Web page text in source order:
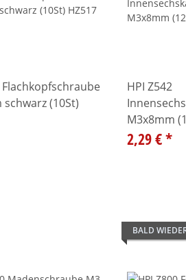
Flachkopfschraube
schwarz (10St)
HPI Z542
M3x8mm
2,29 €*
BALD